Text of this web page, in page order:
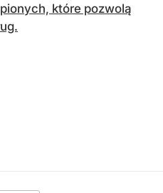
które pozwolą